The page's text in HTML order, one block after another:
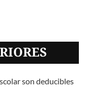
son deducibles